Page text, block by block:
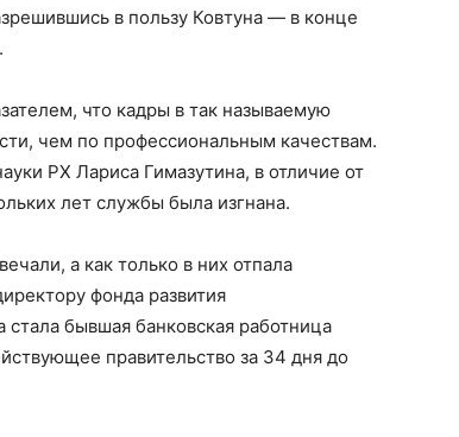
в пользу Ковтуна — в конце
что кадры в так называемую
чем по профессиональным качествам.
РХ Лариса Гимазутина, в отличие от
лет службы была изгнана.
а как только в них отпала
фонда развития
бывшая банковская работница
правительство за 34 дня до